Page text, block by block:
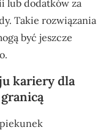
lub dodatków za
Takie rozwiązania
być jeszcze
kariery dla